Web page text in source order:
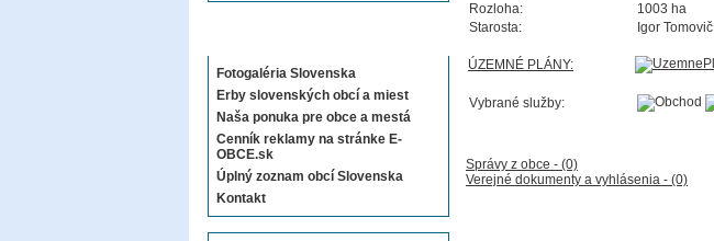
Fotogaléria Slovenska
Erby slovenských obcí a miest
Naša ponuka pre obce a mestá
Cenník reklamy na stránke E-
OBCE.sk
Úplný zoznam obcí Slovenska
Kontakt
Rozloha:
1003 ha
Starosta:
Igor Tomovič
ÚZEMNÉ PLÁNY:
Vybrané služby:
Správy z obce - (0)
Verejné dokumenty a vyhlásenia - (0)